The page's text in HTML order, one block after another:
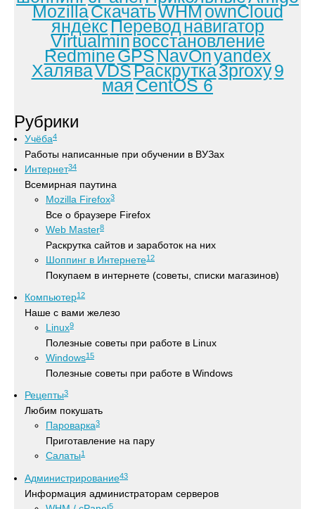
MozillaСкачатьWHMownCloud
яндексПереводнавигатор
Virtualminвосстановление
RedmineGPSNavOnyandex
ХаляваVDSРаскрутка3proxy9
маяCentOS 6
Рубрики
Учёба4
Работы написанные при обучении в ВУЗах
Интернет34
Всемирная паутина
Mozilla Firefox3
Все о браузере Firefox
Web Master8
Раскрутка сайтов и заработок на них
Шоппинг в Интернете12
Покупаем в интернете (советы, списки магазинов)
Компьютер12
Наше с вами железо
Linux9
Полезные советы при работе в Linux
Windows15
Полезные советы при работе в Windows
Рецепты3
Любим покушать
Пароварка3
Приготавление на пару
Салаты1
Администрирование43
Информация администраторам серверов
5